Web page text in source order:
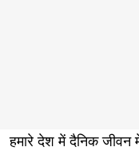
हमारे देश में दैनिक जीवन